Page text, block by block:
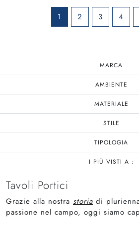
MARCA
AMBIENTE
MATERIALE
STILE
TIPOLOGIA
I PIÙ VISTI A :
1 2 3 4
Tavoli Portici
Grazie alla nostra storia di
passione nel campo, oggi siamo